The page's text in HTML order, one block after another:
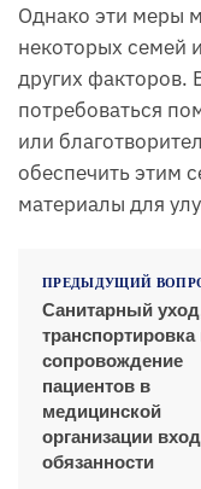
Однако эти меры
некоторых семей
других факторов.
потребоваться
или
обеспечить этим
материалы для
ПРЕДЫДУЩИЙ
Санитарный
транспортировка
сопровождение
пациентов в
медицинской
организации
обязанности